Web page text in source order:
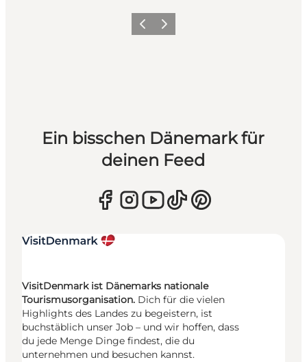
ZurückWeiter
Ein bisschen Dänemark für
deinen Feed
VisitDenmark ist Dänemarks nationale
Tourismusorganisation. Dich für die vielen
Highlights des Landes zu begeistern, ist
buchstäblich unser Job – und wir hoffen, dass
du jede Menge Dinge findest, die du
unternehmen und besuchen kannst.